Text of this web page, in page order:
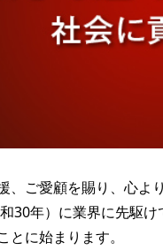
ご愛顧を賜り、心よ
30年）に業界に先駆
とに始まります。